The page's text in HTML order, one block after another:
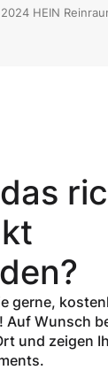
2024 HEIN
gerne,
Auf Wunsch
und zeigen